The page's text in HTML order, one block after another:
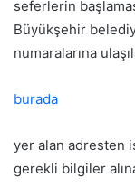
seferlerin
Büyükşehir
numaralarına
burada
yer alan adresten
gerekli bilgiler